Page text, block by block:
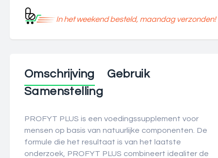
In het weekend besteld, maandag verzonden!
Omschrijving
Gebruik
Samenstelling
PROFYT PLUS is een voedingssupplement voor
mensen op basis van natuurlijke componenten. De
formule die het resultaat is van het laatste
onderzoek, PROFYT PLUS combineert idealiter de